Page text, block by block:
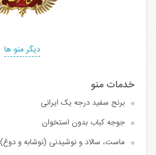
دیگر منو ها
برنج سفید درجه یک ایرانی
جوجه کباب بدون استخوان
ماست، سالاد و‌ نوشیدنی (نوشابه و دوغ)